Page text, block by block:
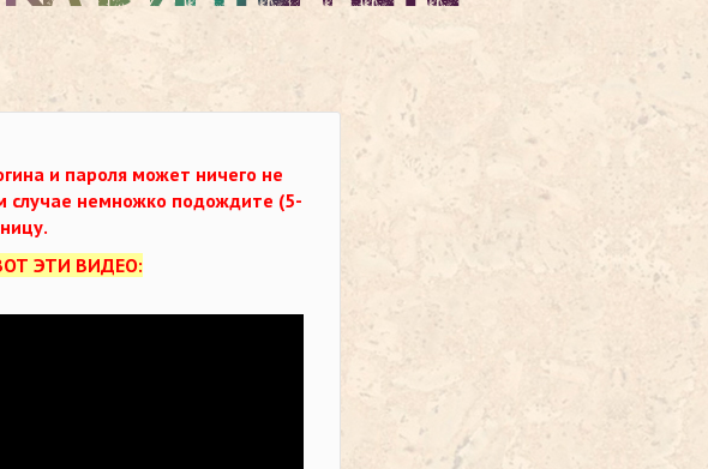
и пароля может ничего не
случае немножко подождите (5-
ЭТИ ВИДЕО: